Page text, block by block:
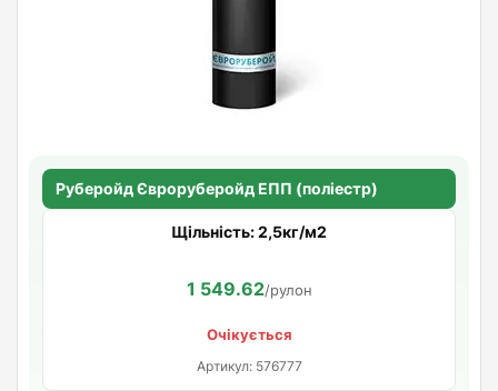
Руберойд Євроруберойд ЕПП (поліестр)
Щільність: 2,5кг/м2
1 549.62/рулон
Очікується
Артикул: 576777